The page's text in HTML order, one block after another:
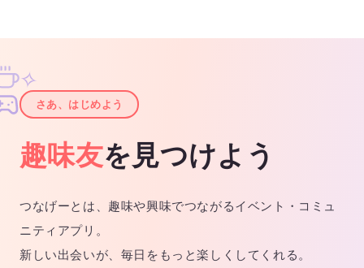
✦
✧
さあ、はじめよう
趣味友を見つけよう
つなげーとは、趣味や興味でつながるイベント・コミュ
ニティアプリ。
新しい出会いが、毎日をもっと楽しくしてくれる。